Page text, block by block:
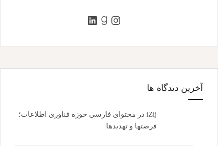
اینستاگرم
گودریدز
لینکداین
آخرین دیدگاه ها
iZij در محتوای فارسی حوزه فناوری اطلاعات؛
فرصتها و تهدیدها